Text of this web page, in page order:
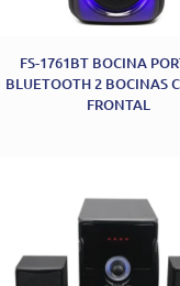
FS-1761BT BOCINA
BLUETOOTH 2 BOCINAS
FRONTAL